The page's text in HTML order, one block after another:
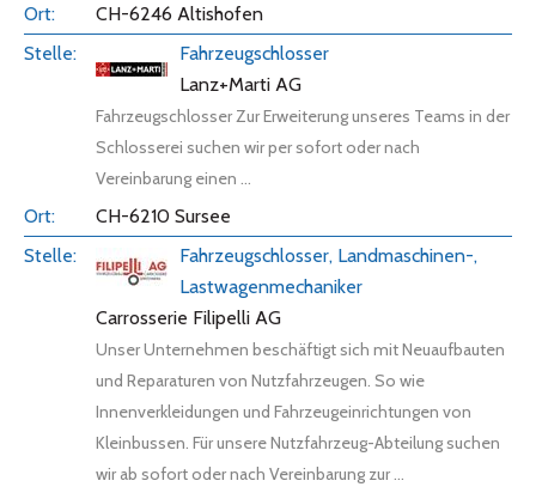
CH-6246 Altishofen
Fahrzeugschlosser
Lanz+Marti AG
Fahrzeugschlosser Zur Erweiterung unseres Teams in der
Schlosserei suchen wir per sofort oder nach
Vereinbarung einen ...
CH-6210 Sursee
Fahrzeugschlosser, Landmaschinen-,
Lastwagenmechaniker
Carrosserie Filipelli AG
Unser Unternehmen beschäftigt sich mit Neuaufbauten
und Reparaturen von Nutzfahrzeugen. So wie
Innenverkleidungen und Fahrzeugeinrichtungen von
Kleinbussen. Für unsere Nutzfahrzeug-Abteilung suchen
wir ab sofort oder nach Vereinbarung zur ...